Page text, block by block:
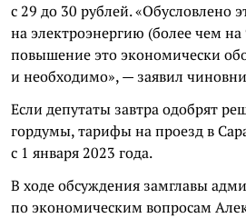
с 29 до 30 рублей. «Обусловлено
на электроэнергию (более чем
повышение это экономически
и необходимо», — заявил
Если депутаты завтра одобрят
гордумы, тарифы на проезд в
с 1 января 2023 года.
В ходе обсуждения замглавы
по экономическим вопросам